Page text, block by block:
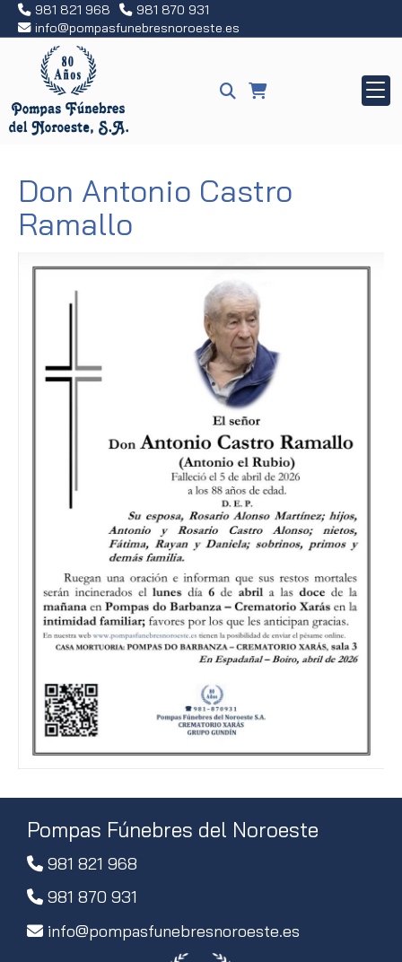
981 821 968
981 870 931
info
pompasfunebresnoroeste.es
Don Antonio Castro
Ramallo
Pompas Fúnebres del Noroeste
981 821 968
981 870 931
info
pompasfunebresnoroeste.es